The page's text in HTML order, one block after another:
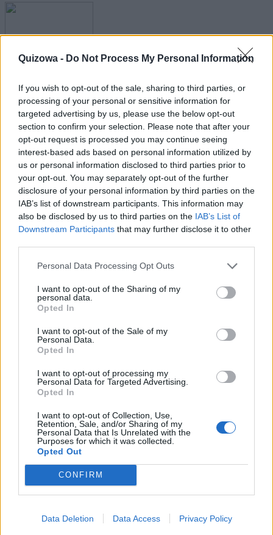
Quizowa - Do Not Process My Personal Information
If you wish to opt-out of the sale, sharing to third parties, or
processing of your personal or sensitive information for
targeted advertising by us, please use the below opt-out
section to confirm your selection. Please note that after your
opt-out request is processed you may continue seeing
interest-based ads based on personal information utilized by
us or personal information disclosed to third parties prior to
your opt-out. You may separately opt-out of the further
disclosure of your personal information by third parties on the
IAB’s list of downstream participants. This information may
also be disclosed by us to third parties on the IAB’s List of
Downstream Participants that may further disclose it to other
Personal Data Processing Opt Outs
I want to opt-out of the Sharing of my
personal data.
Opted In
I want to opt-out of the Sale of my
Personal Data.
Opted In
I want to opt-out of processing my
Personal Data for Targeted Advertising.
Opted In
I want to opt-out of Collection, Use,
Retention, Sale, and/or Sharing of my
Personal Data that Is Unrelated with the
Purposes for which it was collected.
Opted Out
CONFIRM
Data Deletion Data Access Privacy Policy
10 pytań sprawdzających Twoją wiedzę
ogólną
Wiedza ogólna
Ten kolorowy test sprawdzi Twoją
wszechstronn...
Czy jesteś człowiekiem renesansu?
Uczeń 7 klasy jest z tym na bieżąco, a czy
Ty...